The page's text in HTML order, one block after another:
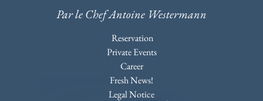
Par le Chef Antoine Westermann
Reservation
Private Events
Career
Fresh News!
Legal Notice